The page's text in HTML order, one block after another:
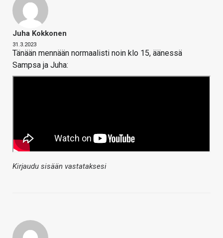
Juha Kokkonen
31.3.2023
Tänään mennään normaalisti noin klo 15, äänessä
Sampsa ja Juha:
Kirjaudu sisään vastataksesi